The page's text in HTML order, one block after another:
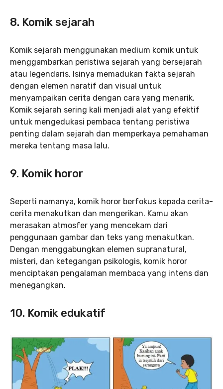
8. Komik sejarah
Komik sejarah menggunakan medium komik untuk
menggambarkan peristiwa sejarah yang bersejarah
atau legendaris. Isinya memadukan fakta sejarah
dengan elemen naratif dan visual untuk
menyampaikan cerita dengan cara yang menarik.
Komik sejarah sering kali menjadi alat yang efektif
untuk mengedukasi pembaca tentang peristiwa
penting dalam sejarah dan memperkaya pemahaman
mereka tentang masa lalu.
9. Komik horor
Seperti namanya, komik horor berfokus kepada cerita-
cerita menakutkan dan mengerikan. Kamu akan
merasakan atmosfer yang mencekam dari
penggunaan gambar dan teks yang menakutkan.
Dengan menggabungkan elemen supranatural,
misteri, dan ketegangan psikologis, komik horor
menciptakan pengalaman membaca yang intens dan
menegangkan.
10. Komik edukatif